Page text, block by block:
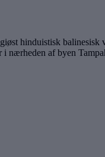
hinduistisk
nærheden af byen